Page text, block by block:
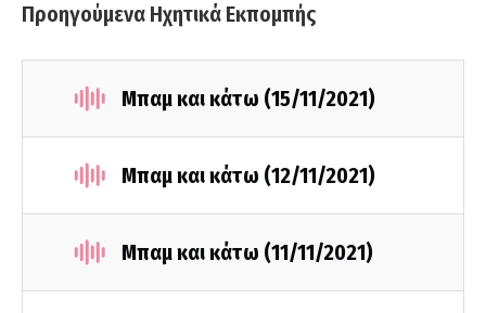
Προηγούμενα Ηχητικά Εκπομπής
Μπαμ και κάτω (15/11/2021)
Μπαμ και κάτω (12/11/2021)
Μπαμ και κάτω (11/11/2021)